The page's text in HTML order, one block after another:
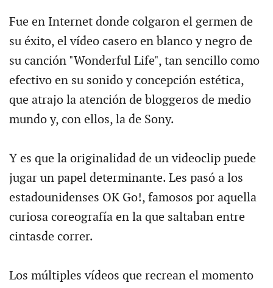
Fue en Internet donde colgaron el germen de
su éxito, el vídeo casero en blanco y negro de
su canción "Wonderful Life", tan sencillo como
efectivo en su sonido y concepción estética,
que atrajo la atención de bloggeros de medio
mundo y, con ellos, la de Sony.
Y es que la originalidad de un videoclip puede
jugar un papel determinante. Les pasó a los
estadounidenses OK Go!, famosos por aquella
curiosa coreografía en la que saltaban entre
cintasde correr.
Los múltiples vídeos que recrean el momento